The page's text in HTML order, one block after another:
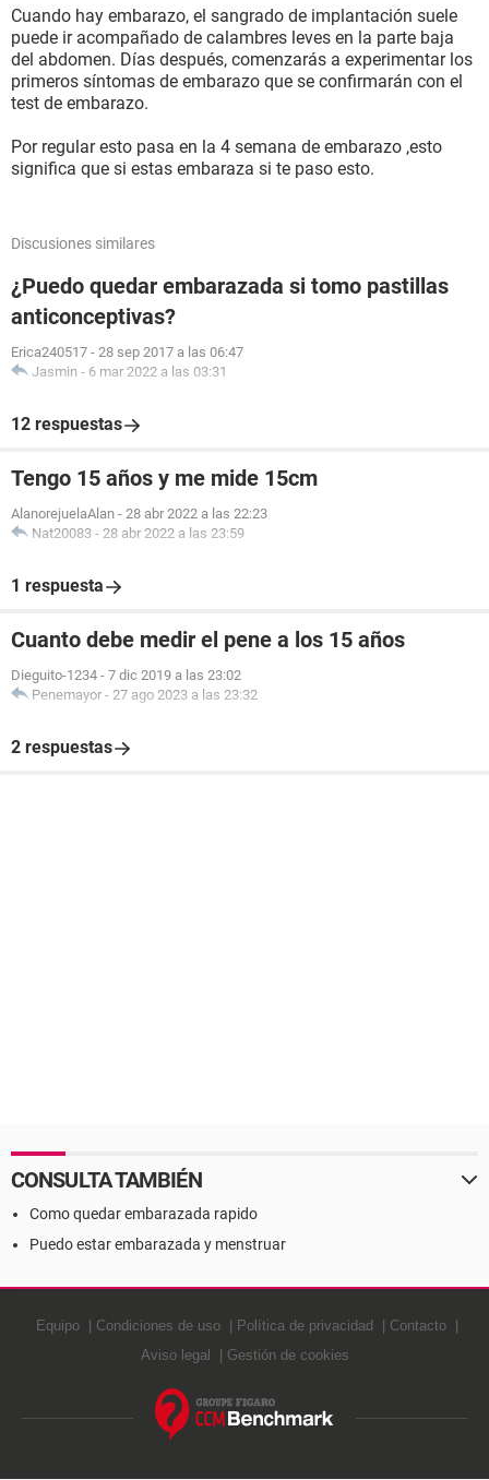
Cuando hay embarazo, el sangrado de implantación suele
puede ir acompañado de calambres leves en la parte baja
del abdomen. Días después, comenzarás a experimentar los
primeros síntomas de embarazo que se confirmarán con el
test de embarazo.
Por regular esto pasa en la 4 semana de embarazo ,esto
significa que si estas embaraza si te paso esto.
Discusiones similares
¿Puedo quedar embarazada si tomo pastillas
anticonceptivas?
Erica240517 - 28 sep 2017 a las 06:47
Jasmin - 6 mar 2022 a las 03:31
12 respuestas
Tengo 15 años y me mide 15cm
AlanorejuelaAlan - 28 abr 2022 a las 22:23
Nat20083 - 28 abr 2022 a las 23:59
1 respuesta
Cuanto debe medir el pene a los 15 años
Dieguito-1234 - 7 dic 2019 a las 23:02
Penemayor - 27 ago 2023 a las 23:32
2 respuestas
CONSULTA TAMBIÉN
Como quedar embarazada rapido
Puedo estar embarazada y menstruar
Equipo Condiciones de uso Política de privacidad
Contacto
Aviso legal
Gestión de cookies